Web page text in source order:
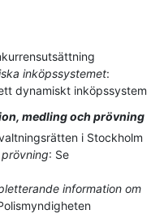
inköpssystemet:
dynamiskt inköpssystem
medling och prövning
i Stockholm
: Se
information om